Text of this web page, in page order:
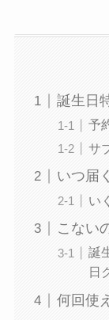
誕生日
予
サ
いつ届
い
こない
誕
日
何回使